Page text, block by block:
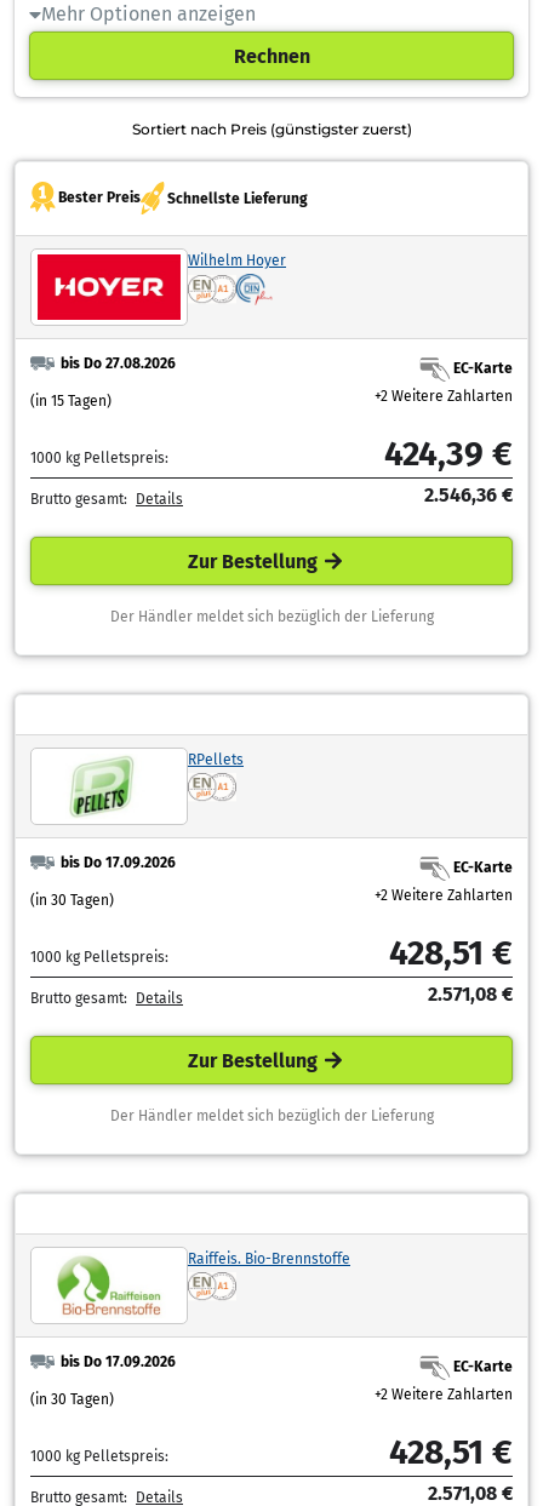
Mehr Optionen anzeigen
Rechnen
Sortiert nach Preis (günstigster zuerst)
Bester Preis Schnellste Lieferung
Wilhelm Hoyer
bis Do 27.08.2026
(in 15 Tagen)
EC-Karte
+2 Weitere Zahlarten
1000 kg Pelletspreis: 424,39 €
Brutto gesamt: Details 2.546,36 €
Zur Bestellung
Der Händler meldet sich bezüglich der Lieferung
RPellets
bis Do 17.09.2026
(in 30 Tagen)
EC-Karte
+2 Weitere Zahlarten
1000 kg Pelletspreis: 428,51 €
Brutto gesamt: Details 2.571,08 €
Zur Bestellung
Der Händler meldet sich bezüglich der Lieferung
Raiffeis. Bio-Brennstoffe
bis Do 17.09.2026
(in 30 Tagen)
EC-Karte
+2 Weitere Zahlarten
1000 kg Pelletspreis: 428,51 €
Brutto gesamt: Details 2.571,08 €